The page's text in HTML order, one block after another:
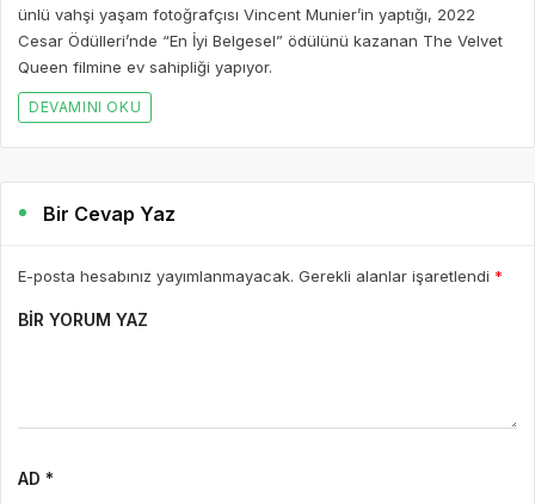
ünlü vahşi yaşam fotoğrafçısı Vincent Munier’in yaptığı, 2022
Cesar Ödülleri’nde “En İyi Belgesel” ödülünü kazanan The Velvet
Queen filmine ev sahipliği yapıyor.
DEVAMINI OKU
Bir Cevap Yaz
E-posta hesabınız yayımlanmayacak. Gerekli alanlar işaretlendi *
BIR YORUM YAZ
AD *